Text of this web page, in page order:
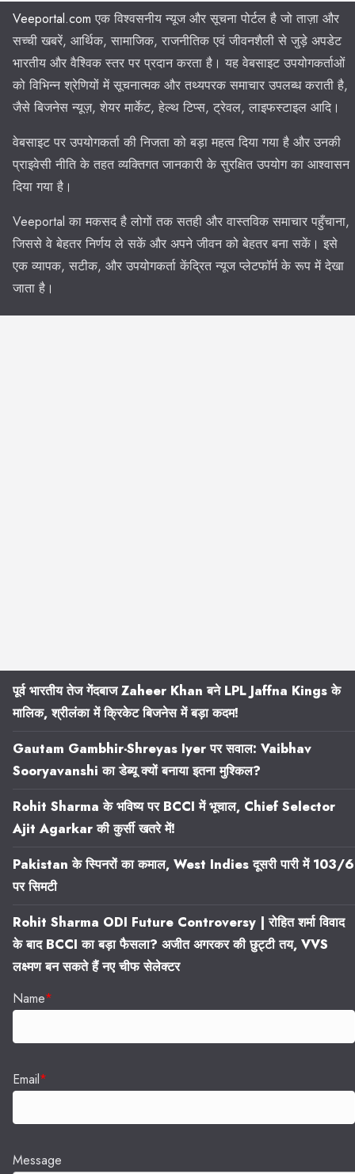
Veeportal.com एक विश्वसनीय न्यूज और सूचना पोर्टल है जो ताज़ा और
सच्ची खबरें, आर्थिक, सामाजिक, राजनीतिक एवं जीवनशैली से जुड़े अपडेट
भारतीय और वैश्विक स्तर पर प्रदान करता है। यह वेबसाइट उपयोगकर्ताओं
को विभिन्न श्रेणियों में सूचनात्मक और तथ्यपरक समाचार उपलब्ध कराती है,
जैसे बिजनेस न्यूज़, शेयर मार्केट, हेल्थ टिप्स, ट्रेवल, लाइफस्टाइल आदि।
वेबसाइट पर उपयोगकर्ता की निजता को बड़ा महत्व दिया गया है और उनकी
प्राइवेसी नीति के तहत व्यक्तिगत जानकारी के सुरक्षित उपयोग का आश्वासन
दिया गया है।
Veeportal का मकसद है लोगों तक सतही और वास्तविक समाचार पहुँचाना,
जिससे वे बेहतर निर्णय ले सकें और अपने जीवन को बेहतर बना सकें। इसे
एक व्यापक, सटीक, और उपयोगकर्ता केंद्रित न्यूज प्लेटफॉर्म के रूप में देखा
जाता है।
पूर्व भारतीय तेज गेंदबाज Zaheer Khan बने LPL Jaffna Kings के
मालिक, श्रीलंका में क्रिकेट बिजनेस में बड़ा कदम!
Gautam Gambhir-Shreyas Iyer पर सवाल: Vaibhav
Sooryavanshi का डेब्यू क्यों बनाया इतना मुश्किल?
Rohit Sharma के भविष्य पर BCCI में भूचाल, Chief Selector
Ajit Agarkar की कुर्सी खतरे में!
Pakistan के स्पिनरों का कमाल, West Indies दूसरी पारी में 103/6
पर सिमटी
Rohit Sharma ODI Future Controversy | रोहित शर्मा विवाद
के बाद BCCI का बड़ा फैसला? अजीत अगरकर की छुट्टी तय, VVS
लक्ष्मण बन सकते हैं नए चीफ सेलेक्टर
Name*
Email*
Message